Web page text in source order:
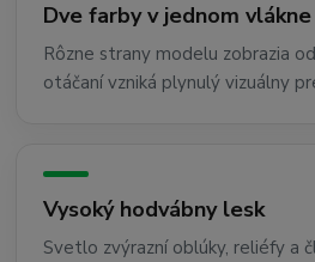
Dve farby v jednom vlákne
Rôzne strany modelu zobrazia
otáčaní vzniká plynulý vizuálny
Vysoký hodvábny lesk
Svetlo zvýrazní oblúky, reliéfy a